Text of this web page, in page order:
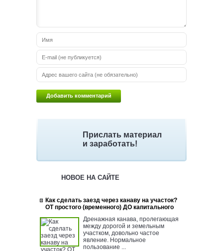
Прислать материал
и заработать!
НОВОЕ НА САЙТЕ
Как сделать заезд через канаву на участок?
ОТ простого (временного) ДО капитального
Дренажная канава, пролегающая
между дорогой и земельным
участком, довольно частое
явление. Нормальное
пользование ...